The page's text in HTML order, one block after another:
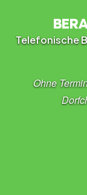
Telefonische
Ohne